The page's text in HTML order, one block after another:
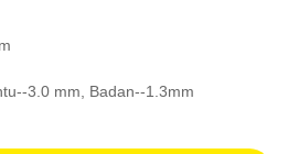
3.0 mm, Badan--1.3mm